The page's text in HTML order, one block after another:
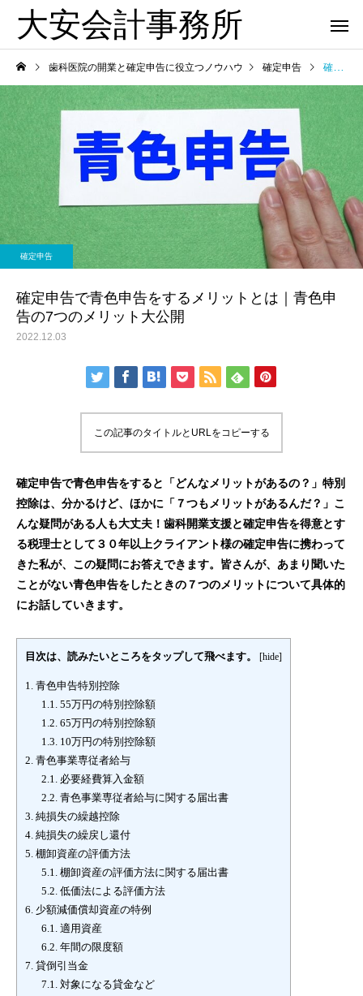
大安会計事務所
歯科医院
歯科医院の税務顧問｜失敗
しない契約方法 をわかりや
すく解説
歯科医院
歯科医院専門税理士｜
するメリットについて
りやすく解説
歯科医院の開業と確定申告に役立つノウハウ 確定申告 確定申告で青色申告をするメリットとは｜青色申告の7つのメリット大公開
確定申告
確定申告で青色申告をするメリットとは｜青色申
告の7つのメリット大公開
2022.12.03
この記事のタイトルとURLをコピーする
確定申告で青色申告をすると「どんなメリットがあるの？」特別
控除は、分かるけど、ほかに「７つもメリットがあるんだ？」こ
んな疑問がある人も大丈夫！歯科開業支援と確定申告を得意とす
る税理士として３０年以上クライアント様の確定申告に携わって
きた私が、この疑問にお答えできます。皆さんが、あまり聞いた
ことがない青色申告をしたときの７つのメリットについて具体的
にお話していきます。
目次は、読みたいところをタップして飛べます。 [hide]
1. 青色申告特別控除
1.1.55万円の特別控除額
1.2.65万円の特別控除額
1.3.10万円の特別控除額
2. 青色事業専従者給与
2.1.必要経費算入金額
2.2.青色事業専従者給与に関する届出書
3. 純損失の繰越控除
4. 純損失の繰戻し還付
5. 棚卸資産の評価方法
5.1.棚卸資産の評価方法に関する届出書
5.2.低価法による評価方法
6. 少額減価償却資産の特例
6.1.適用資産
6.2.年間の限度額
7. 貸倒引当金
7.1.対象になる貸金など